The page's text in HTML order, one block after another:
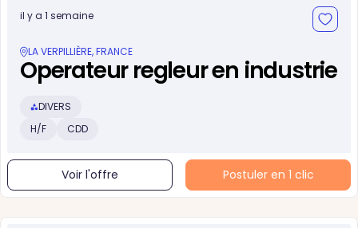
il y a 1 semaine
LA VERPILLIÈRE, FRANCE
Operateur regleur en industrie
DIVERS
H/F
CDD
Voir l'offre Postuler en 1 clic